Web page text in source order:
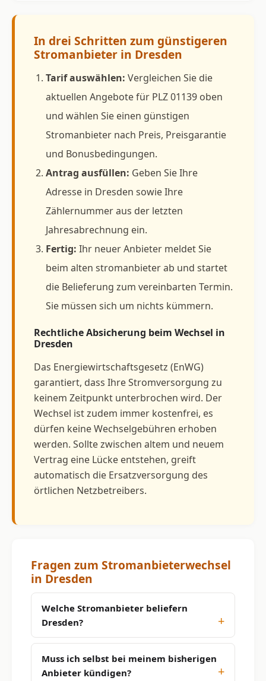
In drei Schritten zum günstigeren
Stromanbieter in Dresden
Tarif auswählen: Vergleichen Sie die
aktuellen Angebote für PLZ 01139 oben
und wählen Sie einen günstigen
Stromanbieter nach Preis, Preisgarantie
und Bonusbedingungen.
Antrag ausfüllen: Geben Sie Ihre
Adresse in Dresden sowie Ihre
Zählernummer aus der letzten
Jahresabrechnung ein.
Fertig: Ihr neuer Anbieter meldet Sie
beim alten stromanbieter ab und startet
die Belieferung zum vereinbarten Termin.
Sie müssen sich um nichts kümmern.
Rechtliche Absicherung beim Wechsel in
Dresden
Das Energiewirtschaftsgesetz (EnWG)
garantiert, dass Ihre Stromversorgung zu
keinem Zeitpunkt unterbrochen wird. Der
Wechsel ist zudem immer kostenfrei, es
dürfen keine Wechselgebühren erhoben
werden. Sollte zwischen altem und neuem
Vertrag eine Lücke entstehen, greift
automatisch die Ersatzversorgung des
örtlichen Netzbetreibers.
Fragen zum Stromanbieterwechsel
in Dresden
Welche Stromanbieter beliefern
Dresden?
Muss ich selbst bei meinem bisherigen
Anbieter kündigen?